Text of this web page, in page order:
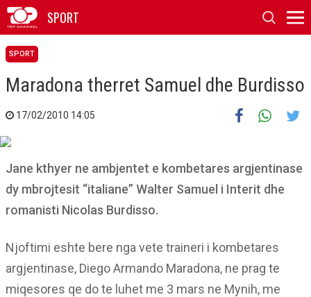
SPORT
SPORT
Maradona therret Samuel dhe Burdisso
17/02/2010 14:05
Jane kthyer ne ambjentet e kombetares argjentinase
dy mbrojtesit “italiane” Walter Samuel i Interit dhe
romanisti Nicolas Burdisso.
Njoftimi eshte bere nga vete traineri i kombetares
argjentinase, Diego Armando Maradona, ne prag te
miqesores qe do te luhet me 3 mars ne Mynih, me